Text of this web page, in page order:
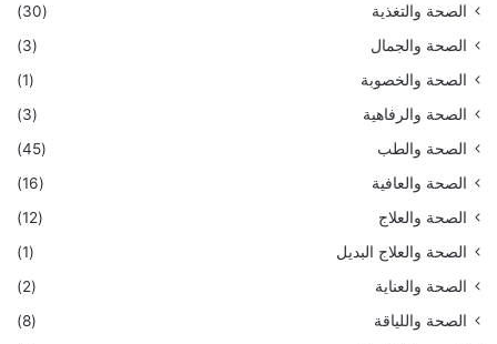
الصحة والتغذية
(30)
الصحة والجمال
(3)
الصحة والخصوبة
(1)
الصحة والرفاهية
(3)
الصحة والطب
(45)
الصحة والعافية
(16)
الصحة والعلاج
(12)
الصحة والعلاج البديل
(1)
الصحة والعناية
(2)
الصحة واللياقة
(8)